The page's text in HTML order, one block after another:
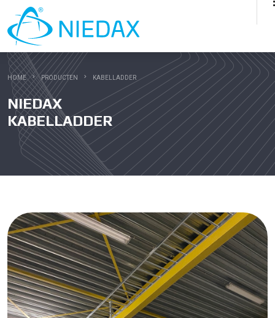
HOME PRODUCTEN KABELLADDER
NIEDAX
KABELLADDER